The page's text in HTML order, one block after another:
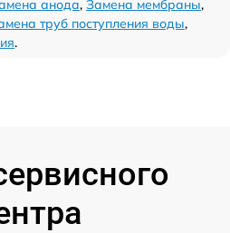
анода, Замена мембраны,
труб поступления воды,
.